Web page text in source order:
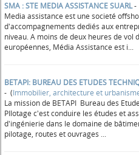
SMA : STE MEDIA ASSISTANCE SUARL-
Media assistance est une societé
d'accompagnements dediés aux
niveau. A moins de deux heures de vol
européennes, Média Assistance est i...
BETAPI: BUREAU DES ETUDES
- (Immobilier, architecture et
La mission de BETAPI Bureau des
PIlotage c'est conduire les études et
d'ingénierie dans le domaine de
pilotage, routes et ouvrages ...